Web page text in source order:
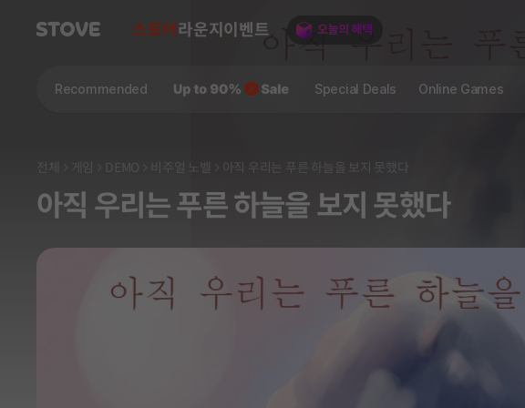
스토어 라운지 이벤트
Recommended Special Deals Online Games
전체 게임 DEMO 비주얼 노벨 아직 우리는 푸른 하늘을 보지 못했다
아직 우리는 푸른 하늘을 보지 못했다